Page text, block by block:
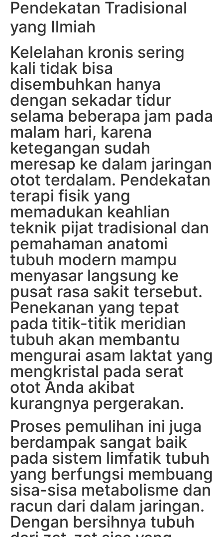
Pendekatan Tradisional
yang Ilmiah
Kelelahan kronis sering
kali tidak bisa
disembuhkan hanya
dengan sekadar tidur
selama beberapa jam pada
malam hari, karena
ketegangan sudah
meresap ke dalam jaringan
otot terdalam. Pendekatan
terapi fisik yang
memadukan keahlian
teknik pijat tradisional dan
pemahaman anatomi
tubuh modern mampu
menyasar langsung ke
pusat rasa sakit tersebut.
Penekanan yang tepat
pada titik-titik meridian
tubuh akan membantu
mengurai asam laktat yang
mengkristal pada serat
otot Anda akibat
kurangnya pergerakan.
Proses pemulihan ini juga
berdampak sangat baik
pada sistem limfatik tubuh
yang berfungsi membuang
sisa-sisa metabolisme dan
racun dari dalam jaringan.
Dengan bersihnya tubuh